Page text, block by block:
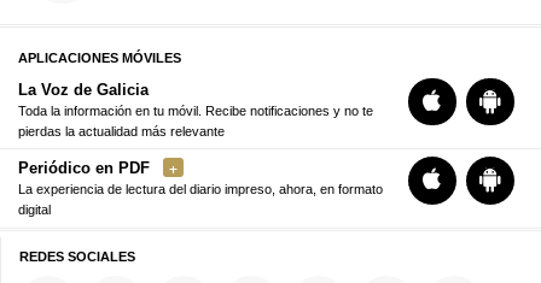
APLICACIONES MÓVILES
La Voz de Galicia
Toda la información en tu móvil. Recibe notificaciones y no te
pierdas la actualidad más relevante
Periódico en PDF
La experiencia de lectura del diario impreso, ahora, en formato
digital
REDES SOCIALES